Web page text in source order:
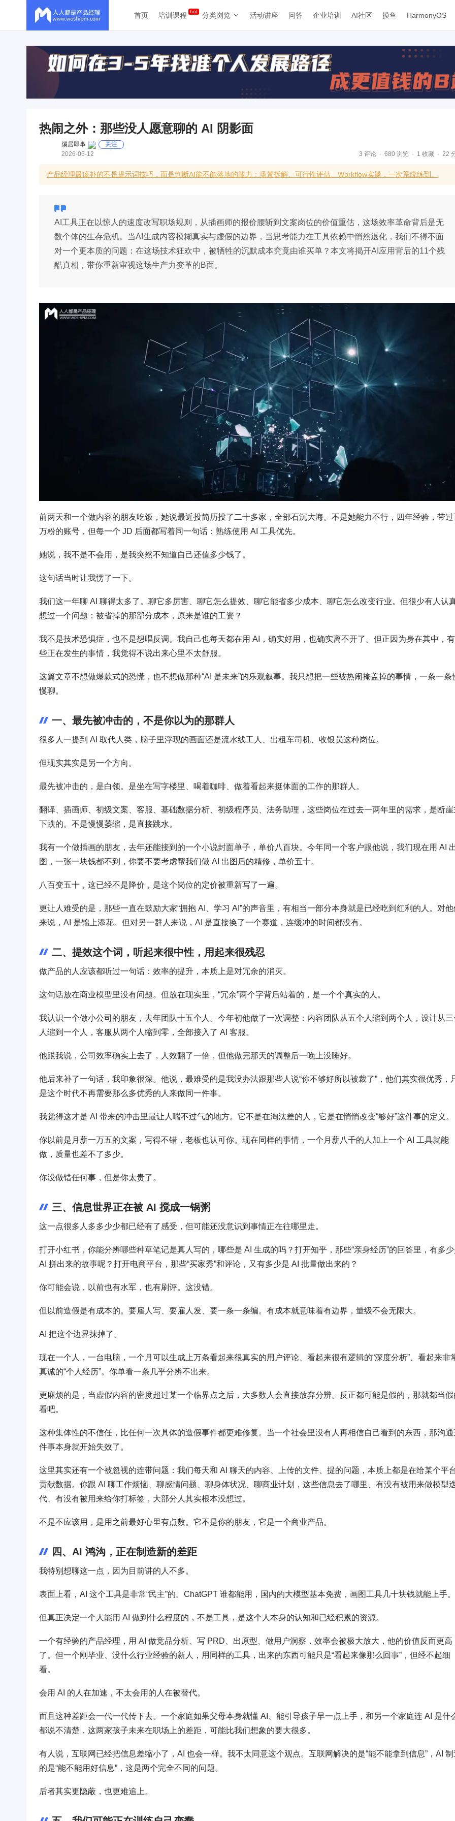
首页 培训课程 分类浏览 活动讲座 问答 企业培训 AI社区 摸鱼 HarmonyOS
热闹之外：那些没人愿意聊的 AI 阴影面
溪居即事
关注
2026-06-12
3 评论 680 浏览 1 收藏 22
产品经理最该补的不是提示词技巧，而是判断AI能不能落地的能力：场景拆解、可行性评估、Workflow实操，一次系统练到。
AI工具正在以惊人的速度改写职场规则，从插画师的报价腰斩到文案岗位的价值重估，这场效率革命背后是无
数个体的生存危机。当AI生成内容模糊真实与虚假的边界，当思考能力在工具依赖中悄然退化，我们不得不面
对一个更本质的问题：在这场技术狂欢中，被牺牲的沉默成本究竟由谁买单？本文将揭开AI应用背后的11个残
酷真相，带你重新审视这场生产力变革的B面。
前两天和一个做内容的朋友吃饭，她说最近投简历投了二十多家，全部石沉大海。不是她能力不行，四年经验，带过
万粉的账号，但每一个 JD 后面都写着同一句话：熟练使用 AI 工具优先。
她说，我不是不会用，是我突然不知道自己还值多少钱了。
这句话当时让我愣了一下。
我们这一年聊 AI 聊得太多了。聊它多厉害、聊它怎么提效、聊它能省多少成本、聊它怎么改变行业。但很少有人认
想过一个问题：被省掉的那部分成本，原来是谁的工资？
我不是技术恐惧症，也不是想唱反调。我自己也每天都在用 AI，确实好用，也确实离不开了。但正因为身在其中，
些正在发生的事情，我觉得不说出来心里不太舒服。
这篇文章不想做爆款式的恐慌，也不想做那种“AI 是未来”的乐观叙事。我只想把一些被热闹掩盖掉的事情，一条一条
慢聊。
一、最先被冲击的，不是你以为的那群人
很多人一提到 AI 取代人类，脑子里浮现的画面还是流水线工人、出租车司机、收银员这种岗位。
但现实其实是另一个方向。
最先被冲击的，是白领。是坐在写字楼里、喝着咖啡、做着看起来挺体面的工作的那群人。
翻译、插画师、初级文案、客服、基础数据分析、初级程序员、法务助理，这些岗位在过去一两年里的需求，是断崖
下跌的。不是慢慢萎缩，是直接跳水。
我有一个做插画的朋友，去年还能接到的一个小说封面单子，单价八百块。今年同一个客户跟他说，我们现在用 AI
图，一张一块钱都不到，你要不要考虑帮我们做 AI 出图后的精修，单价五十。
八百变五十，这已经不是降价，是这个岗位的定价被重新写了一遍。
更让人难受的是，那些一直在鼓励大家“拥抱 AI、学习 AI”的声音里，有相当一部分本身就是已经吃到红利的人。对他
来说，AI 是锦上添花。但对另一群人来说，AI 是直接换了一个赛道，连缓冲的时间都没有。
二、提效这个词，听起来很中性，用起来很残忍
做产品的人应该都听过一句话：效率的提升，本质上是对冗余的消灭。
这句话放在商业模型里没有问题。但放在现实里，“冗余”两个字背后站着的，是一个个真实的人。
我认识一个做小公司的朋友，去年团队十五个人。今年初他做了一次调整：内容团队从五个人缩到两个人，设计从三
人缩到一个人，客服从两个人缩到零，全部接入了 AI 客服。
他跟我说，公司效率确实上去了，人效翻了一倍，但他做完那天的调整后一晚上没睡好。
他后来补了一句话，我印象很深。他说，最难受的是我没办法跟那些人说“你不够好所以被裁了”，他们其实很优秀，
是这个时代不再需要那么多优秀的人来做同一件事。
我觉得这才是 AI 带来的冲击里最让人喘不过气的地方。它不是在淘汰差的人，它是在悄悄改变“够好”这件事的定义。
你以前是月薪一万五的文案，写得不错，老板也认可你。现在同样的事情，一个月薪八千的人加上一个 AI 工具就能
做，质量也差不了多少。
你没做错任何事，但是你太贵了。
三、信息世界正在被 AI 搅成一锅粥
这一点很多人多多少少都已经有了感受，但可能还没意识到事情正在往哪里走。
打开小红书，你能分辨哪些种草笔记是真人写的，哪些是 AI 生成的吗？打开知乎，那些“亲身经历”的回答里，有多
AI 拼出来的故事呢？打开电商平台，那些“买家秀”和评论，又有多少是 AI 批量做出来的？
你可能会说，以前也有水军，也有刷评。这没错。
但以前造假是有成本的。要雇人写、要雇人发、要一条一条编。有成本就意味着有边界，量级不会无限大。
AI 把这个边界抹掉了。
现在一个人，一台电脑，一个月可以生成上万条看起来很真实的用户评论、看起来很有逻辑的“深度分析”、看起来非
真诚的“个人经历”。你单看一条几乎分辨不出来。
更麻烦的是，当虚假内容的密度超过某一个临界点之后，大多数人会直接放弃分辨。反正都可能是假的，那就都当假
看吧。
这种集体性的不信任，比任何一次具体的造假事件都更难修复。当一个社会里没有人再相信自己看到的东西，那沟通
件事本身就开始失效了。
这里其实还有一个被忽视的连带问题：我们每天和 AI 聊天的内容、上传的文件、提的问题，本质上都是在给某个平
贡献数据。你跟 AI 聊工作烦恼、聊感情问题、聊身体状况、聊商业计划，这些信息去了哪里、有没有被用来做模型
代、有没有被用来给你打标签，大部分人其实根本没想过。
不是不应该用，是用之前最好心里有点数。它不是你的朋友，它是一个商业产品。
四、AI 鸿沟，正在制造新的差距
我特别想聊这一点，因为目前讲的人不多。
表面上看，AI 这个工具是非常“民主”的。ChatGPT 谁都能用，国内的大模型基本免费，画图工具几十块钱就能上手。
但真正决定一个人能用 AI 做到什么程度的，不是工具，是这个人本身的认知和已经积累的资源。
一个有经验的产品经理，用 AI 做竞品分析、写 PRD、出原型、做用户洞察，效率会被极大放大，他的价值反而更高
了。但一个刚毕业、没什么行业经验的新人，用同样的工具，出来的东西可能只是“看起来像那么回事”，但经不起细
看。
会用 AI 的人在加速，不太会用的人在被替代。
而且这种差距会一代一代传下去。一个家庭如果父母本身就懂 AI、能引导孩子早一点上手，和另一个家庭连 AI 是什
都说不清楚，这两家孩子未来在职场上的差距，可能比我们想象的要大很多。
有人说，互联网已经把信息差缩小了，AI 也会一样。我不太同意这个观点。互联网解决的是“能不能拿到信息”，AI 制
的是“能不能用好信息”，这是两个完全不同的问题。
后者其实更隐蔽，也更难追上。